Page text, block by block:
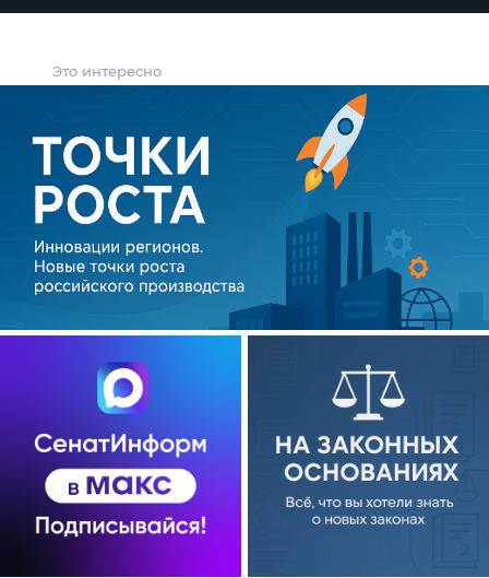
Это интересно